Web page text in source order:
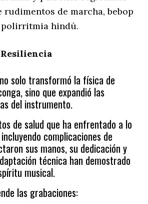
de marcha, bebop
hindú.
solo transformó la física de
sino que expandió las
del instrumento.
de salud que ha enfrentado a lo
complicaciones de
sus manos, su dedicación y
técnica han demostrado
musical.
las grabaciones: